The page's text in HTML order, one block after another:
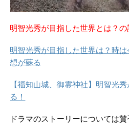
明智光秀が目指した世界とは？の
明智光秀が目指した世界は？時
想が蘇る
【福知山城、御霊神社】明智光
る！
ドラマのストーリーについては